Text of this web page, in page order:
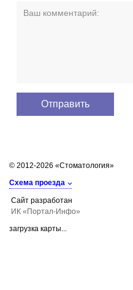
© 2012-2026 «Стоматология»
Схема проезда
Сайт разработан
ИК «Портал-Инфо»
загрузка карты...